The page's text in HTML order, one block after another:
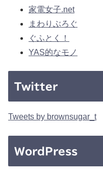
家電女子.net
まわりぶろぐ
ぐふとく！
YAS的なモノ
Twitter
Tweets by brownsugar_t
WordPress